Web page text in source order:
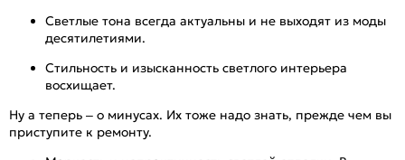
Светлые тона всегда актуальны и не выходят из моды
десятилетиями.
Стильность и изысканность светлого интерьера
восхищает.
Ну а теперь – о минусах. Их тоже надо знать, прежде чем вы
приступите к ремонту.